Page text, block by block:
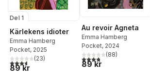
Del 1
Kärlekens idioter
Emma Hamberg
Pocket, 2025
3,6utav 5 stjärnor. Totalt antal röster:
(23)
89 kr
Au revoir Agneta
Emma Hamberg
Pocket, 2024
3,8utav 5 stjärnor.
(88)
89 kr